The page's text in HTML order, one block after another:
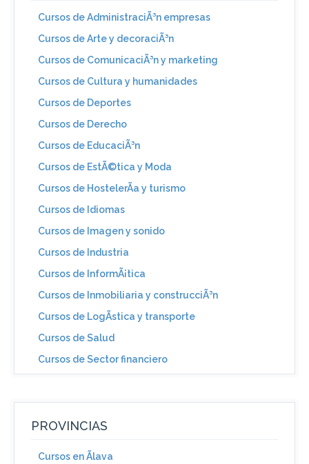
Cursos de AdministraciÃ³n empresas
Cursos de Arte y decoraciÃ³n
Cursos de ComunicaciÃ³n y marketing
Cursos de Cultura y humanidades
Cursos de Deportes
Cursos de Derecho
Cursos de EducaciÃ³n
Cursos de EstÃ©tica y Moda
Cursos de HostelerÃ­a y turismo
Cursos de Idiomas
Cursos de Imagen y sonido
Cursos de Industria
Cursos de InformÃ¡tica
Cursos de Inmobiliaria y construcciÃ³n
Cursos de LogÃ­stica y transporte
Cursos de Salud
Cursos de Sector financiero
PROVINCIAS
Cursos en Ãlava